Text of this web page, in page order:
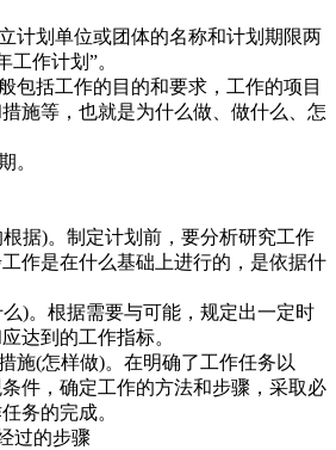
计划单位或团体的名称和计划期限两
工作计划”。
包括工作的目的和要求，工作的项目
施等，也就是为什么做、做什么、怎
。
据)。制定计划前，要分析研究工作
作是在什么基础上进行的，是依据什
)。根据需要与可能，规定出一定时
达到的工作指标。
施(怎样做)。在明确了工作任务以
件，确定工作的方法和步骤，采取必
务的完成。
过的步骤